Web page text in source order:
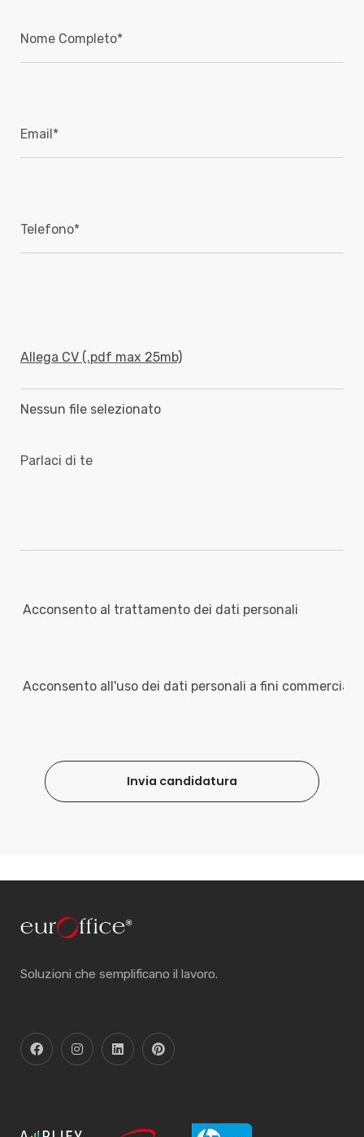
Allega CV (.pdf max 25mb)
Nessun file selezionato
Acconsento al trattamento dei dati personali
Acconsento all'uso dei dati personali a fini commerciali
Invia candidatura
Soluzioni che semplificano il lavoro.